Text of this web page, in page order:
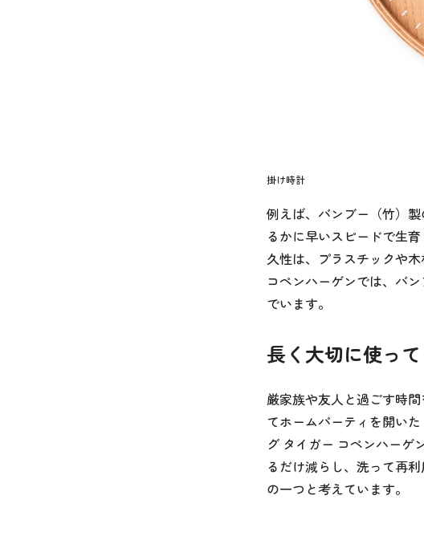
掛け時計
例えば、バンブー（竹）
るかに早いスピードで生
久性は、プラスチックや
コペンハーゲンでは、バ
でいます。
長く大切に使っ
厳家族や友人と過ごす時
てホームパーティを開い
グ タイガー コペンハーゲ
るだけ減らし、洗って再
の一つと考えています。